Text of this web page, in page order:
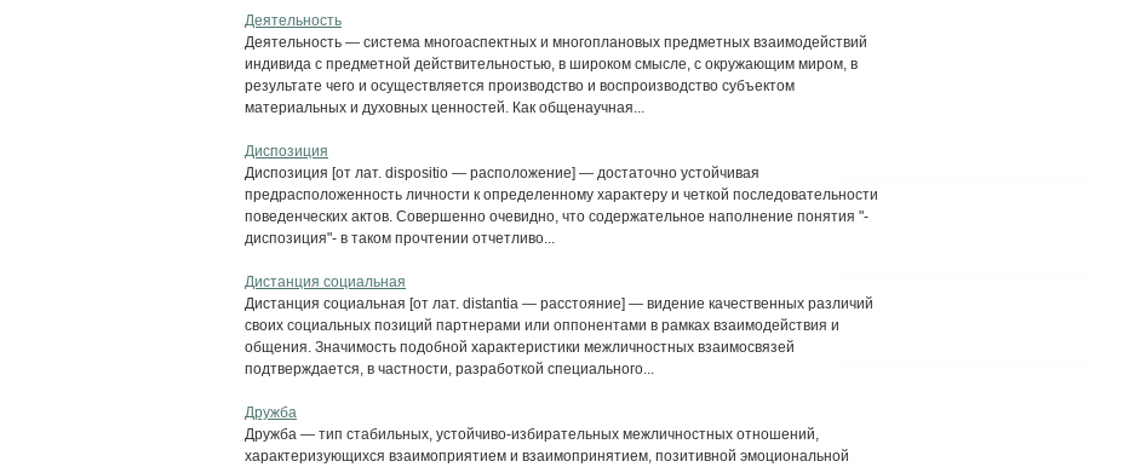
Деятельность
Деятельность — система многоаспектных и многоплановых предметных взаимодействий
индивида с предметной действительностью, в широком смысле, с окружающим миром, в
результате чего и осуществляется производство и воспроизводство субъектом
материальных и духовных ценностей. Как общенаучная...
Диспозиция
Диспозиция [от лат. dispositio — расположение] — достаточно устойчивая
предрасположенность личности к определенному характеру и четкой последовательности
поведенческих актов. Совершенно очевидно, что содержательное наполнение понятия "-
диспозиция"- в таком прочтении отчетливо...
Дистанция социальная
Дистанция социальная [от лат. distantia — расстояние] — видение качественных различий
своих социальных позиций партнерами или оппонентами в рамках взаимодействия и
общения. Значимость подобной характеристики межличностных взаимосвязей
подтверждается, в частности, разработкой специального...
Дружба
Дружба — тип стабильных, устойчиво-избирательных межличностных отношений,
характеризующихся взаимоприятием и взаимопринятием, позитивной эмоциональной